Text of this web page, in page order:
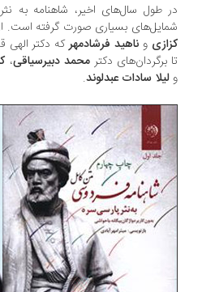
طول سال‌های اخیر، شاهنامه به نثر برای
بسیاری صورت گرفته است. از
وناهید فرشادمهرکه دکتر الهی
برگردان‌های دکترمحمد دبیرسیاقی،کاوه
لیلا سادات عبدلوند.